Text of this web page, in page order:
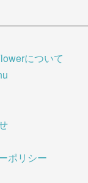
について
ポリシー